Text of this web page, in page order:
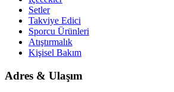
Setler
Takviye Edici
Sporcu Ürünleri
Atıştırmalık
Kişisel Bakım
Adres & Ulaşım